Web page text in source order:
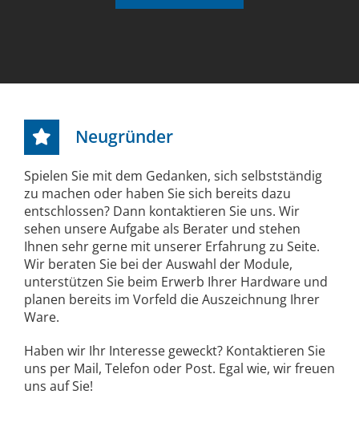
Neugründer
Spielen Sie mit dem Gedanken, sich selbstständig
zu machen oder haben Sie sich bereits dazu
entschlossen? Dann kontaktieren Sie uns. Wir
sehen unsere Aufgabe als Berater und stehen
Ihnen sehr gerne mit unserer Erfahrung zu Seite.
Wir beraten Sie bei der Auswahl der Module,
unterstützen Sie beim Erwerb Ihrer Hardware und
planen bereits im Vorfeld die Auszeichnung Ihrer
Ware.
Haben wir Ihr Interesse geweckt? Kontaktieren Sie
uns per Mail, Telefon oder Post. Egal wie, wir freuen
uns auf Sie!